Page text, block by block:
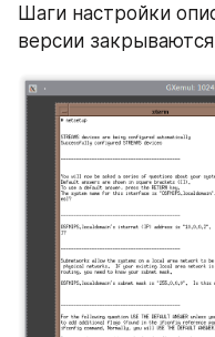
Шаги настройки
версии